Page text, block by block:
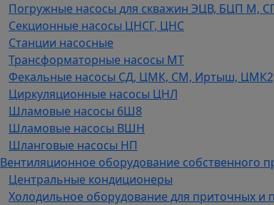
Погружные насосы для скважин ЭЦВ, БЦП М,
Секционные насосы ЦНСГ, ЦНС
Станции насосные
Трансформаторные насосы МТ
Фекальные насосы СД, ЦМК, СМ, Иртыш,
Циркуляционные насосы ЦНЛ
Шламовые насосы 6Ш8
Шламовые насосы ВШН
Шланговые насосы НП
Вентиляционное оборудование собственного
Центральные кондиционеры
Холодильное оборудование для приточных и